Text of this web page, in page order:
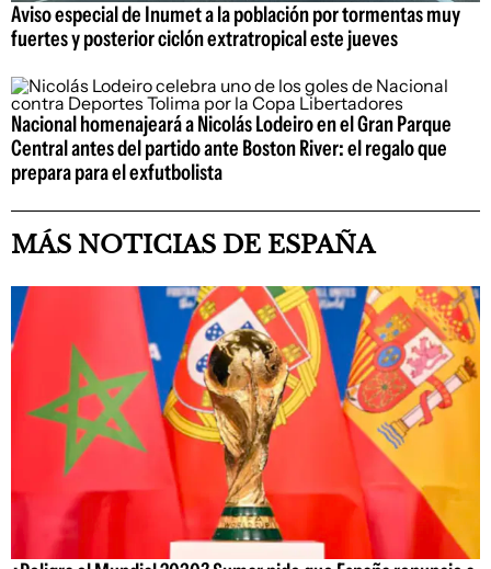
Aviso especial de Inumet a la población por tormentas muy
fuertes y posterior ciclón extratropical este jueves
Nacional homenajeará a Nicolás Lodeiro en el Gran Parque
Central antes del partido ante Boston River: el regalo que
prepara para el exfutbolista
MÁS NOTICIAS DE ESPAÑA